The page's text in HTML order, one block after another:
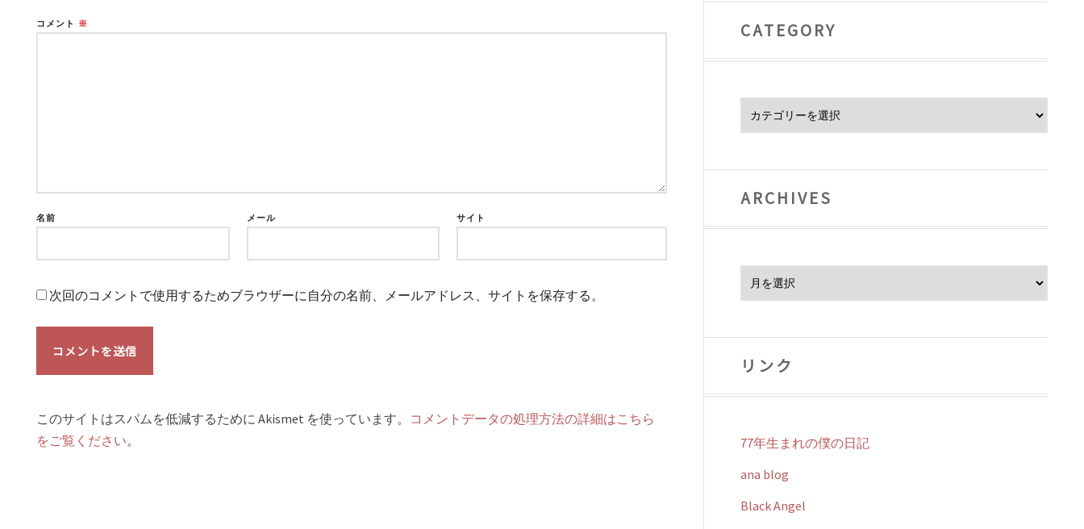
コメント ※
名前 メール サイト
次回のコメントで使用するためブラウザーに自分の名前、メールアドレス、サイトを保存する。
このサイトはスパムを低減するために Akismet を使っています。 コメントデータの処理方法の詳細はこちら
をご覧ください。
CATEGORY
ARCHIVES
リンク
77年生まれの僕の日記
ana blog
Black Angel